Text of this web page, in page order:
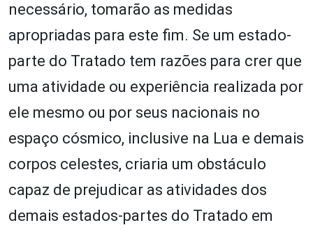
necessário, tomarão as medidas
apropriadas para este fim. Se um estado-
parte do Tratado tem razões para crer que
uma atividade ou experiência realizada por
ele mesmo ou por seus nacionais no
espaço cósmico, inclusive na Lua e demais
corpos celestes, criaria um obstáculo
capaz de prejudicar as atividades dos
demais estados-partes do Tratado em